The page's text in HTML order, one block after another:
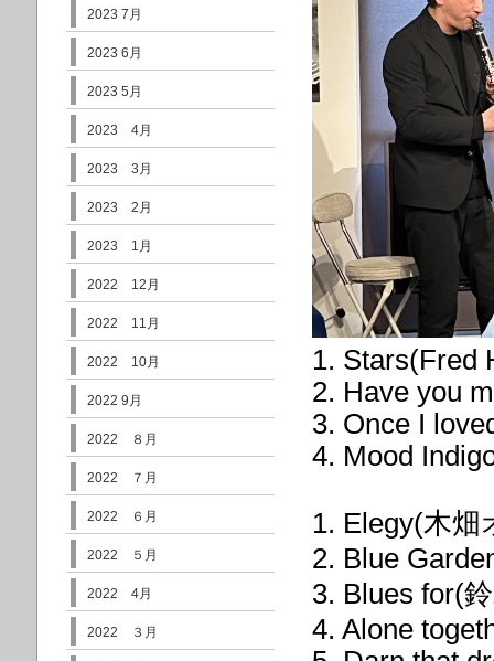
1. Stars(Fred
2. Have you
3. Once I
4. Mood
1. Elegy(木
2. Blue
3. Blues for(
4. Alone
2023 7月
2023 6月
2023 5月
2023 4月
2023 3月
2023 2月
2023 1月
2022 12月
2022 11月
2022 10月
2022 9月
2022 ８月
2022 ７月
2022 ６月
2022 ５月
2022 4月
2022 ３月